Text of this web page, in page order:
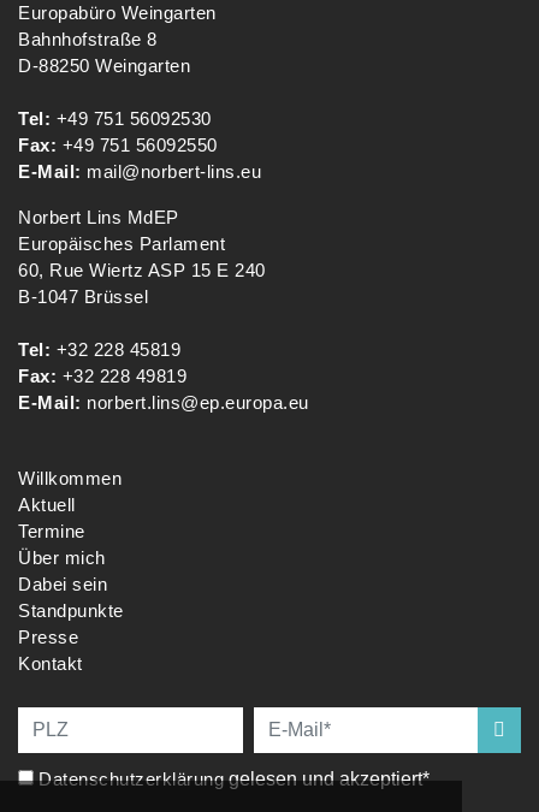
Europabüro Weingarten
Bahnhofstraße 8
D-88250 Weingarten
Tel: +49 751 56092530
Fax: +49 751 56092550
E-Mail: mail@norbert-lins.eu
Norbert Lins MdEP
Europäisches Parlament
60, Rue Wiertz ASP 15 E 240
B-1047 Brüssel
Tel: +32 228 45819
Fax: +32 228 49819
E-Mail: norbert.lins@ep.europa.eu
Willkommen
Aktuell
Termine
Über mich
Dabei sein
Standpunkte
Presse
Kontakt
Datenschutzerklärunggelesen und akzeptiert*